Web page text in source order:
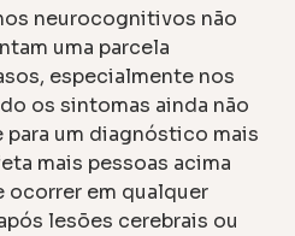
neurocognitivos não
uma parcela
especialmente nos
os sintomas ainda não
um diagnóstico mais
mais pessoas acima
ocorrer em qualquer
lesões cerebrais ou